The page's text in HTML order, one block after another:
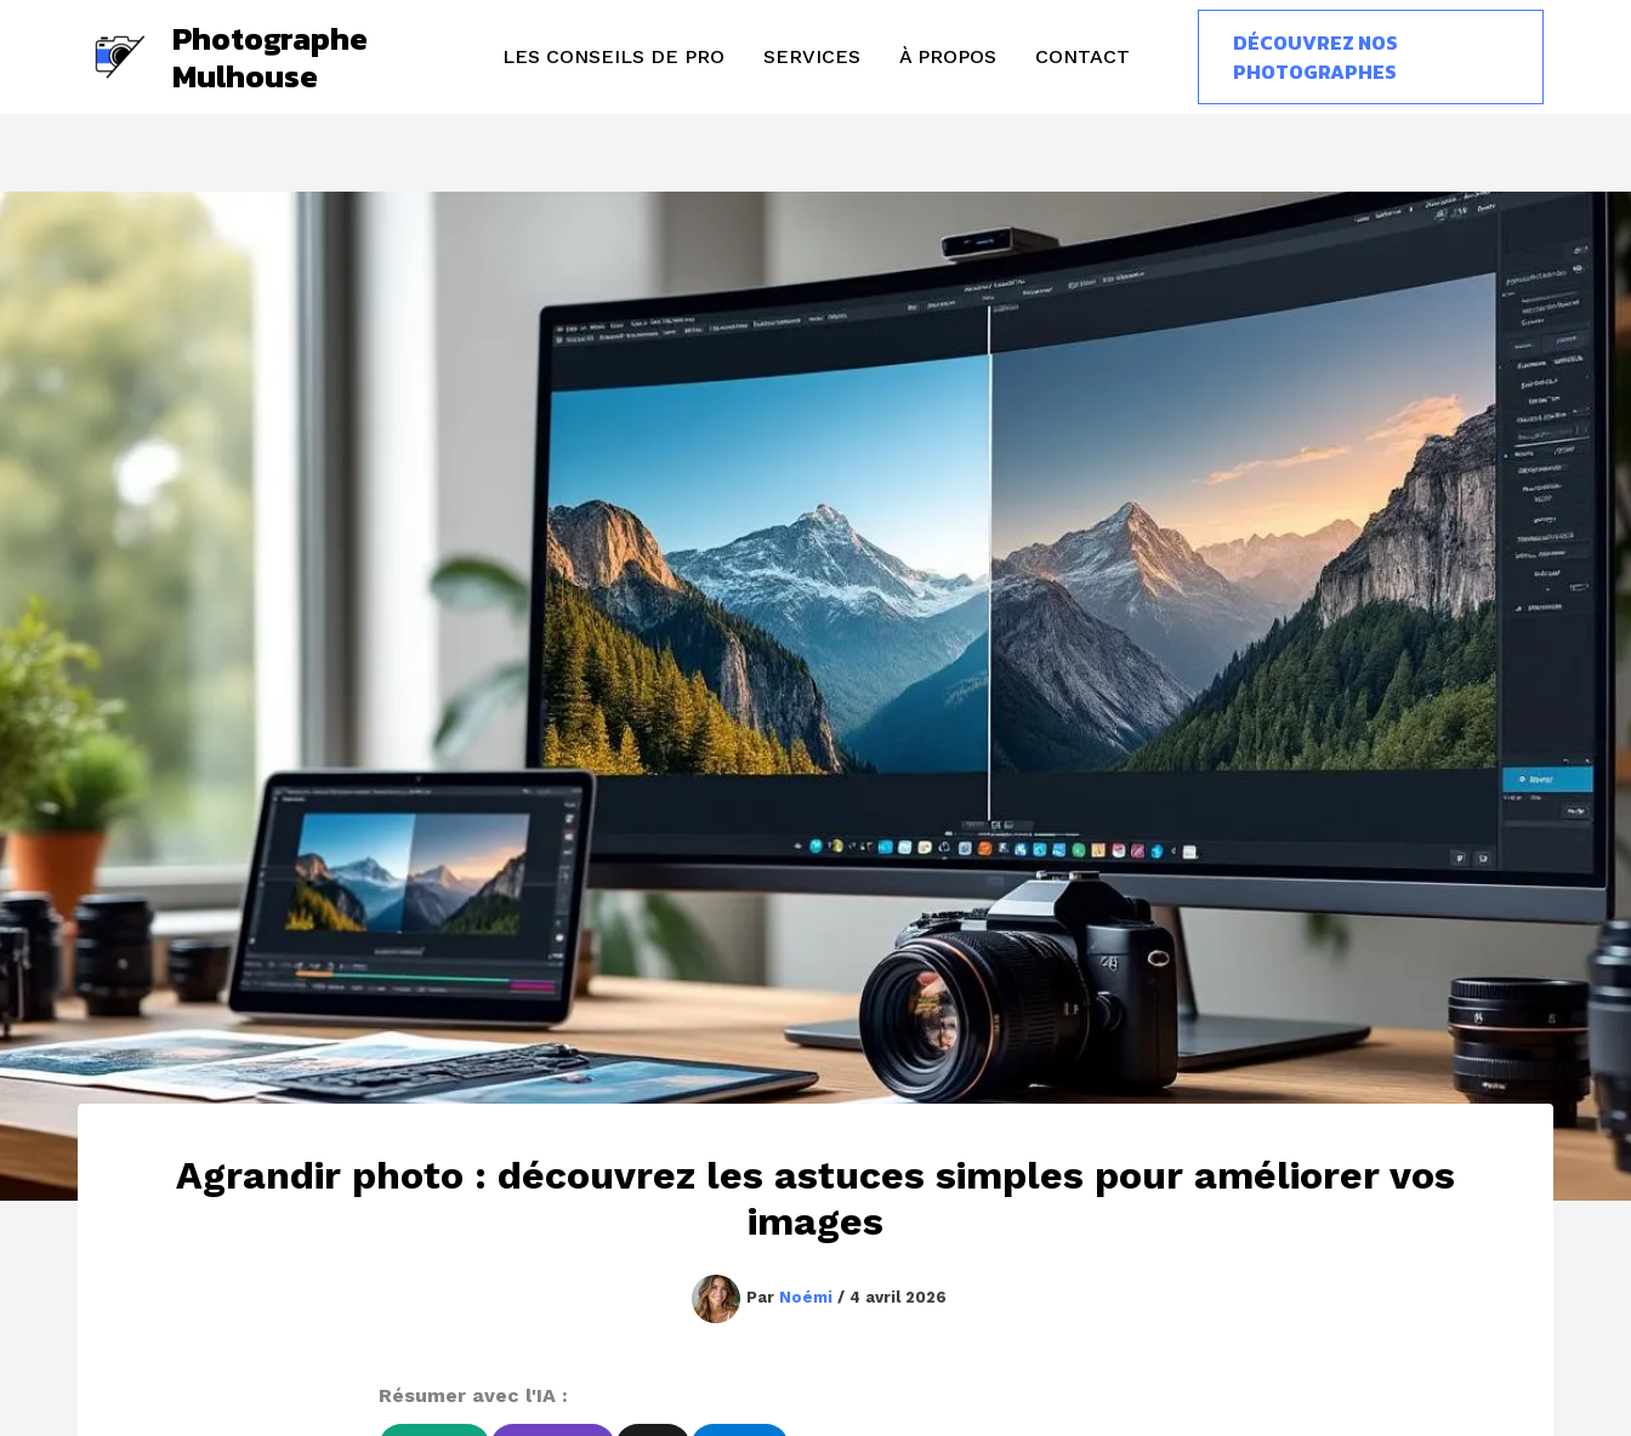
Photographe
Mulhouse LES CONSEILS DE PRO SERVICES À PROPOS CONTACT
DÉCOUVREZ NOS
PHOTOGRAPHES
Agrandir photo : découvrez les astuces simples pour améliorer vos
images
Par Noémi / 4 avril 2026
Résumer avec l'IA :